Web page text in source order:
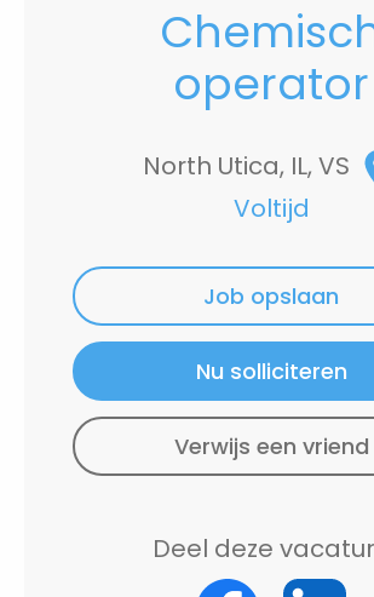
operator
North Utica, IL, VS
Voltijd
Job opslaan
Nu solliciteren
Verwijs een vriend
Deel deze